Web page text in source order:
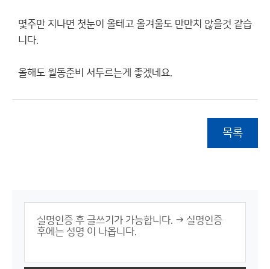
몇주만 지나면 첫눈이 올테고 올겨울도 만만치 않을것 같습
니다.
올해도 월동준비 서두르는게 좋겠네요.
목록